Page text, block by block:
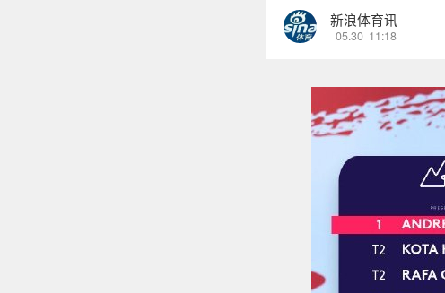
新浪体育讯
05.30 11:18